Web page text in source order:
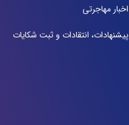
اخبار مهاجرتی
پیشنهادات، انتقادات و ثبت شکایات